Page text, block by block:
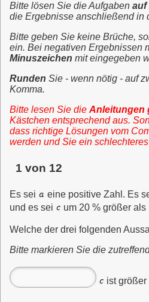
Bitte lösen Sie die Aufgaben auf
die Ergebnisse anschließend in
Bitte geben Sie keine Brüche,
ein. Bei negativen Ergebnissen
Minuszeichen mit eingegeben
Runden Sie - wenn nötig - auf
Komma.
Bitte lesen Sie die Anleitungen
Kästchen entsprechend aus.
dass richtige Lösungen vom
werden und Sie ein
1 von 12
Es sei eine positive Zahl. Es
und es sei
um 20 % größer als
Welche der drei folgenden
Bitte markieren Sie die
ist größer